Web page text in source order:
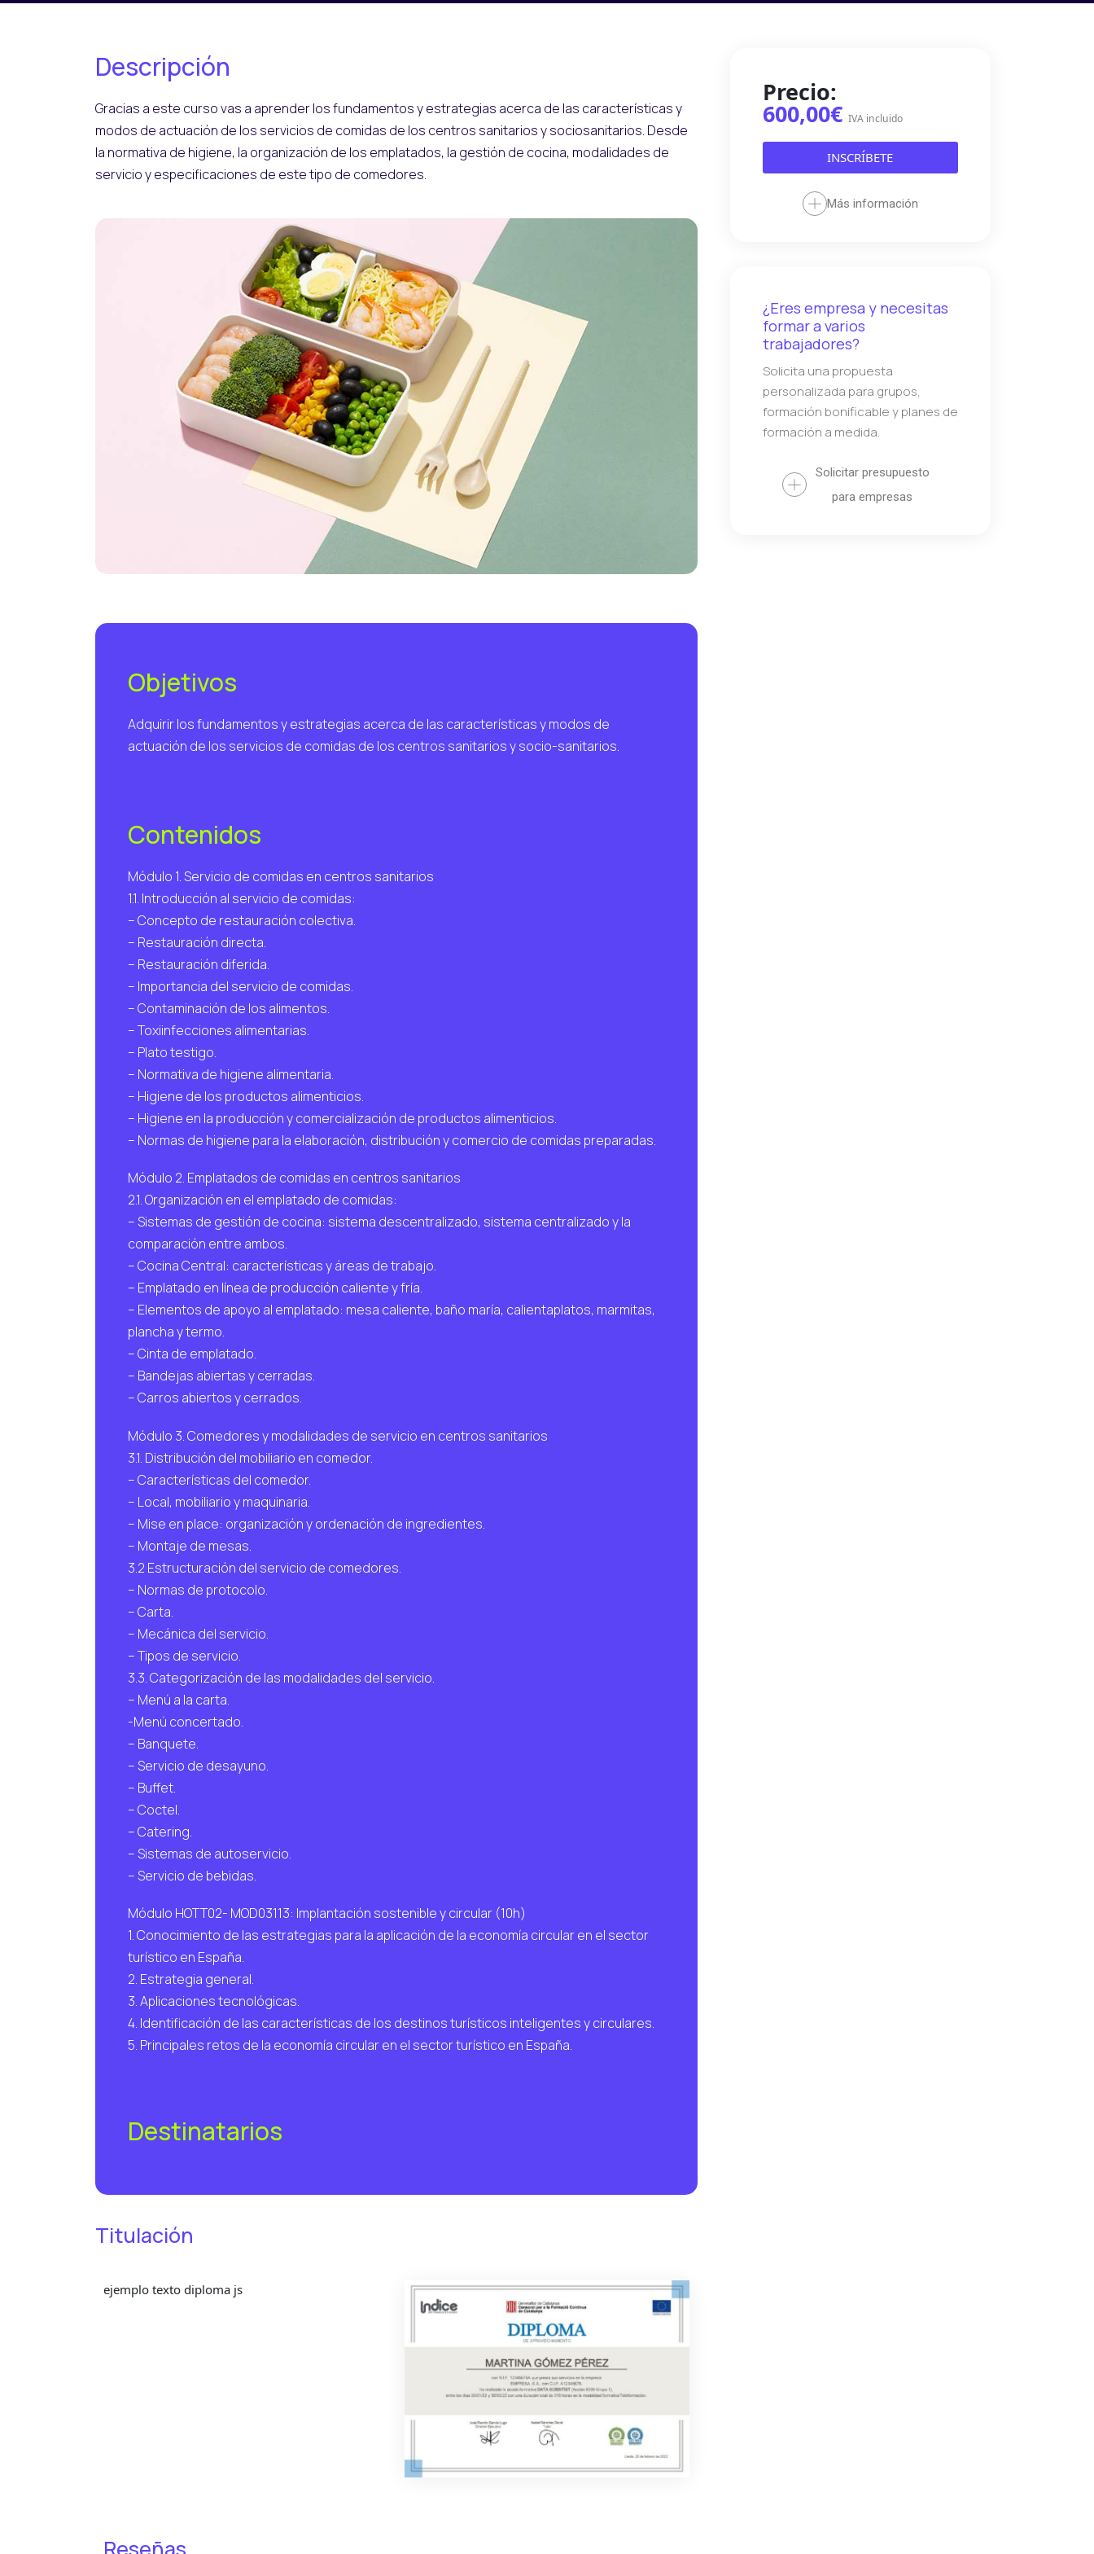
Descripción
Gracias a este curso vas a aprender los fundamentos y estrategias acerca de las características y
modos de actuación de los servicios de comidas de los centros sanitarios y sociosanitarios. Desde
la normativa de higiene, la organización de los emplatados, la gestión de cocina, modalidades de
servicio y especificaciones de este tipo de comedores.
Objetivos
Adquirir los fundamentos y estrategias acerca de las características y modos de
actuación de los servicios de comidas de los centros sanitarios y socio-sanitarios.
Contenidos
Módulo 1. Servicio de comidas en centros sanitarios
1.1. Introducción al servicio de comidas:
– Concepto de restauración colectiva.
– Restauración directa.
– Restauración diferida.
– Importancia del servicio de comidas.
– Contaminación de los alimentos.
– Toxiinfecciones alimentarias.
– Plato testigo.
– Normativa de higiene alimentaria.
– Higiene de los productos alimenticios.
– Higiene en la producción y comercialización de productos alimenticios.
– Normas de higiene para la elaboración, distribución y comercio de comidas preparadas.
Módulo 2. Emplatados de comidas en centros sanitarios
2.1. Organización en el emplatado de comidas:
– Sistemas de gestión de cocina: sistema descentralizado, sistema centralizado y la
comparación entre ambos.
– Cocina Central: características y áreas de trabajo.
– Emplatado en línea de producción caliente y fría.
– Elementos de apoyo al emplatado: mesa caliente, baño maría, calientaplatos, marmitas,
plancha y termo.
– Cinta de emplatado.
– Bandejas abiertas y cerradas.
– Carros abiertos y cerrados.
Módulo 3. Comedores y modalidades de servicio en centros sanitarios
3.1. Distribución del mobiliario en comedor.
– Características del comedor.
– Local, mobiliario y maquinaria.
– Mise en place: organización y ordenación de ingredientes.
– Montaje de mesas.
3.2 Estructuración del servicio de comedores.
– Normas de protocolo.
– Carta.
– Mecánica del servicio.
– Tipos de servicio.
3.3. Categorización de las modalidades del servicio.
– Menú a la carta.
-Menú concertado.
– Banquete.
– Servicio de desayuno.
– Buffet.
– Coctel.
– Catering.
– Sistemas de autoservicio.
– Servicio de bebidas.
Módulo HOTT02- MOD03113: Implantación sostenible y circular (10h)
1. Conocimiento de las estrategias para la aplicación de la economía circular en el sector
turístico en España.
2. Estrategia general.
3. Aplicaciones tecnológicas.
4. Identificación de las características de los destinos turísticos inteligentes y circulares.
5. Principales retos de la economía circular en el sector turístico en España.
Destinatarios
Titulación
ejemplo texto diploma js
Precio:
600,00€ IVA incluido
INSCRÍBETE
Más información
¿Eres empresa y necesitas
formar a varios
trabajadores?
Solicita una propuesta
personalizada para grupos,
formación bonificable y planes de
formación a medida.
Solicitar presupuesto
para empresas